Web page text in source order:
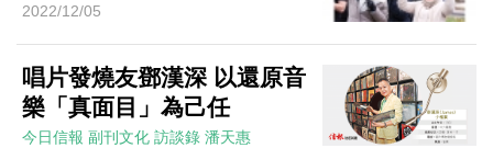
2022/12/05
唱片發燒友鄧漢深 以還原音
樂「真面目」為己任
今日信報 副刊文化 訪談錄 潘天惠